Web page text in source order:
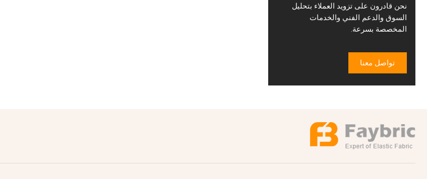
نحن قادرون على تزويد العملاء بتحليل
السوق والدعم الفني والخدمات
المخصصة بسرعة.
تواصل معنا